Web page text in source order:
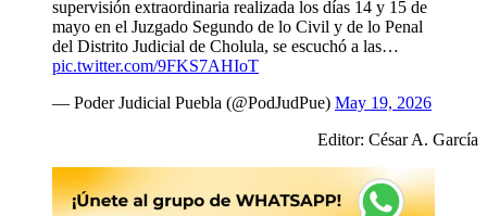
supervisión extraordinaria realizada los días 14 y 15 de
mayo en el Juzgado Segundo de lo Civil y de lo Penal
del Distrito Judicial de Cholula, se escuchó a las…
pic.twitter.com/9FKS7AHIoT
— Poder Judicial Puebla (@PodJudPue) May 19, 2026
Editor: César A. García